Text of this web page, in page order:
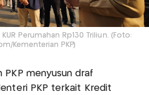
Perumahan Rp130 Triliun. (Foto:
Kementerian PKP)
PKP menyusun draf
PKP terkait Kredit